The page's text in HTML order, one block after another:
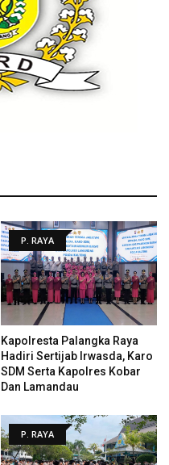
P. RAYA
Kapolresta Palangka Raya
Hadiri Sertijab Irwasda, Karo
SDM Serta Kapolres Kobar
Dan Lamandau
P. RAYA